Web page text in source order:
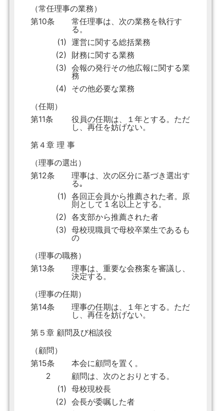
（常任理事の業務）
第10条
常任理事は、次の業務を執行す
る。
(1) 運営に関する総括業務
(2)
財務に関する業務
(3) 会報の発行その他広報に関する業
務
(4)
その他必要な業務
（任期）
第11条
役員の任期は、１年とする。ただ
し、再任を妨げない。
第４章 理 事
（理事の選出）
第12条
理事は、次の区分に基づき選出す
る｡
(1) 各回正会員から推薦された者。原
則として１名以上とする。
(2) 各支部から推薦された者
(3) 母校現職員で母校卒業生であるも
の
（理事の職務）
第13条
理事は、重要な会務案を審議し、
決定する。
（理事の任期）
第14条
理事の任期は、１年とする。ただ
し、再任を妨げない。
第５章 顧問及び相談役
（顧問）
第15条
本会に顧問を置く。
2
顧問は、次のとおりとする。
(1) 母校現校長
(2) 会長が委嘱した者